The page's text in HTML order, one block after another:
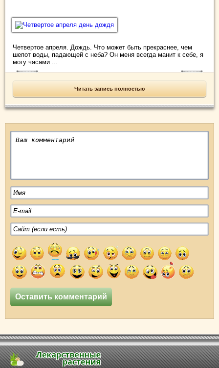
Четвертое апреля. Дождь. Что может быть прекраснее, чем
шепот воды, падающей с неба? Он меня всегда манит к себе, я
могу часами ...
Читать запись полностью